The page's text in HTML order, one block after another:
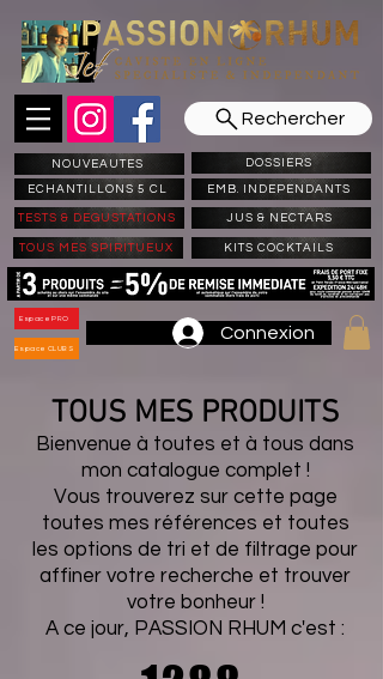
Rechercher
NOUVEAUTES
ECHANTILLONS 5 CL
DOSSIERS
EMB. INDEPENDANTS
TESTS & DEGUSTATIONS JUS & NECTARS
TOUS MES SPIRITUEUX KITS COCKTAILS
Espace PRO
Espace CLUBS
Connexion
TOUS MES PRODUITS
Bienvenue à toutes et à tous dans
mon catalogue complet !
Vous trouverez sur cette page
toutes mes références et toutes
les options de tri et de filtrage pour
affiner votre recherche et trouver
votre bonheur !
A ce jour, PASSION RHUM c'est :